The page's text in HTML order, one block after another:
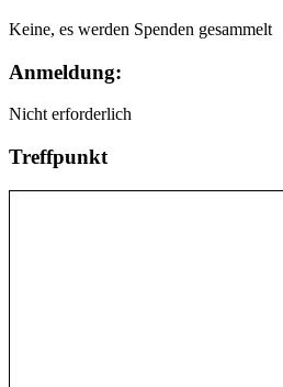
Keine, es werden Spenden gesammelt
Anmeldung:
Nicht erforderlich
Treffpunkt